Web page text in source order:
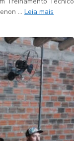
… Leia mais